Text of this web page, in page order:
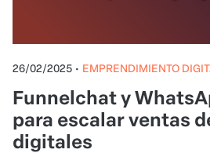
26/02/2025 • EMPRENDIMIENTO
Funnelchat y
para escalar ventas
digitales